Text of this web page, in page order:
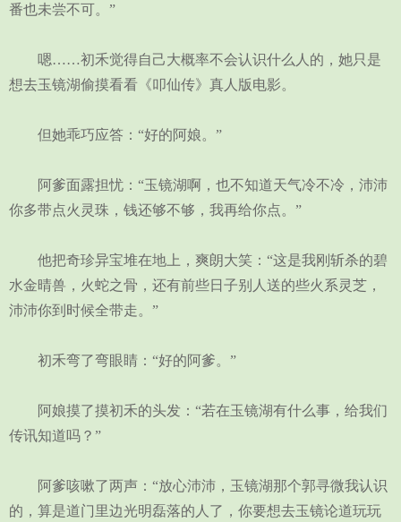
番也未尝不可。”
嗯……初禾觉得自己大概率不会认识什么人的，她只是
想去玉镜湖偷摸看看《叩仙传》真人版电影。
但她乖巧应答：“好的阿娘。”
阿爹面露担忧：“玉镜湖啊，也不知道天气冷不冷，沛沛
你多带点火灵珠，钱还够不够，我再给你点。”
他把奇珍异宝堆在地上，爽朗大笑：“这是我刚斩杀的碧
水金晴兽，火蛇之骨，还有前些日子别人送的些火系灵芝，
沛沛你到时候全带走。”
初禾弯了弯眼睛：“好的阿爹。”
阿娘摸了摸初禾的头发：“若在玉镜湖有什么事，给我们
传讯知道吗？”
阿爹咳嗽了两声：“放心沛沛，玉镜湖那个郭寻微我认识
的，算是道门里边光明磊落的人了，你要想去玉镜论道玩玩